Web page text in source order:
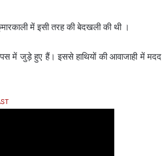
में इसी तरह की बेदखली की थी ।
में जुड़े हुए हैं। इससे हाथियों की आवाजाही में मदद